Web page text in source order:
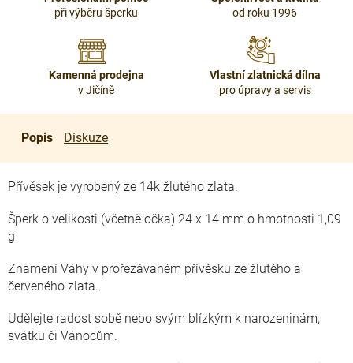
při výběru šperku
od roku 1996
Kamenná prodejna
v Jičíně
Vlastní zlatnická dílna
pro úpravy a servis
Popis Diskuze
Přívěsek je vyrobený ze 14k žlutého zlata.
Šperk o velikosti (včetně očka) 24 x 14 mm o hmotnosti 1,09
g
Znamení Váhy v prořezávaném přívěsku ze žlutého a
červeného zlata.
Udělejte radost sobě nebo svým blízkým k narozeninám,
svátku či Vánocům.